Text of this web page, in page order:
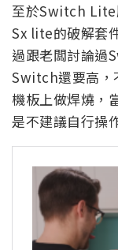
至於Switch Lite
Sx lite的破解套
過跟老闆討論過
Switch還要高，
機板上做焊燒，
是不建議自行操